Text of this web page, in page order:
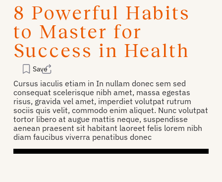
8 Powerful Habits
to Master for
Success in Health
Save
Cursus iaculis etiam in In nullam donec sem sed
consequat scelerisque nibh amet, massa egestas
risus, gravida vel amet, imperdiet volutpat rutrum
sociis quis velit, commodo enim aliquet. Nunc volutpat
tortor libero at augue mattis neque, suspendisse
aenean praesent sit habitant laoreet felis lorem nibh
diam faucibus viverra penatibus donec